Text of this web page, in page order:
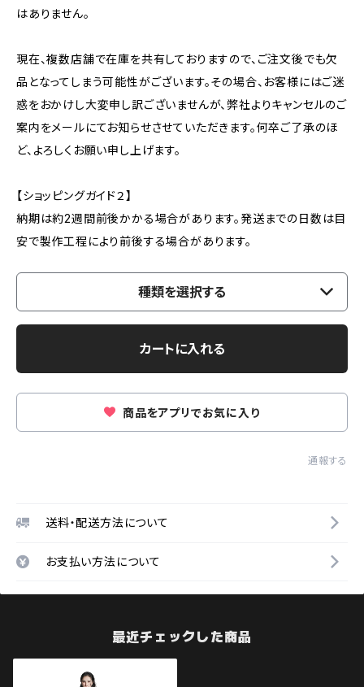
はありません。
現在、複数店舗で在庫を共有しておりますので、ご注文後でも欠
品となってしまう可能性がございます。その場合、お客様にはご迷
惑をおかけし大変申し訳ございませんが、弊社よりキャンセルのご
案内をメールにてお知らせさせていただきます。何卒ご了承のほ
ど、よろしくお願い申し上げます。
【ショッピングガイド２】
納期は約2週間前後かかる場合があります。発送までの日数は目
安で製作工程により前後する場合があります。
種類を選択する
カートに入れる
商品をアプリでお気に入り
通報する
送料・配送方法について
お支払い方法について
最近チェックした商品